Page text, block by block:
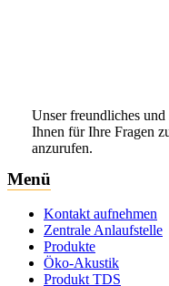
Unser freundliches und
Ihnen für Ihre Fragen
anzurufen.
Menü
Kontakt aufnehmen
Zentrale Anlaufstelle
Produkte
Öko-Akustik
Produkt TDS